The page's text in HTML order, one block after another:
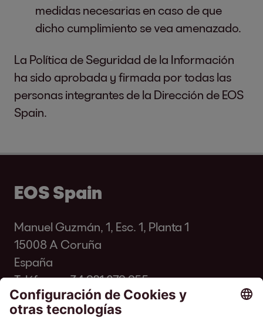
medidas necesarias en caso de que
dicho cumplimiento se vea amenazado.
La Política de Seguridad de la Información
ha sido aprobada y firmada por todas las
personas integrantes de la Dirección de EOS
Spain.
EOS Spain
Manuel Guzmán, 1, Esc. 1, Planta 1
15008 A Coruña
España
Teléfono:+34 981 079 955
Fax: +34 981 281 931
info@eos-spain.es